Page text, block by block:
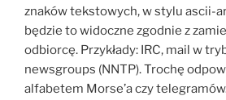
znaków tekstowych, w stylu ascii-
będzie to widoczne zgodnie z
odbiorcę. Przykłady: IRC, mail w
newsgroups (NNTP). Trochę
alfabetem Morse’a czy